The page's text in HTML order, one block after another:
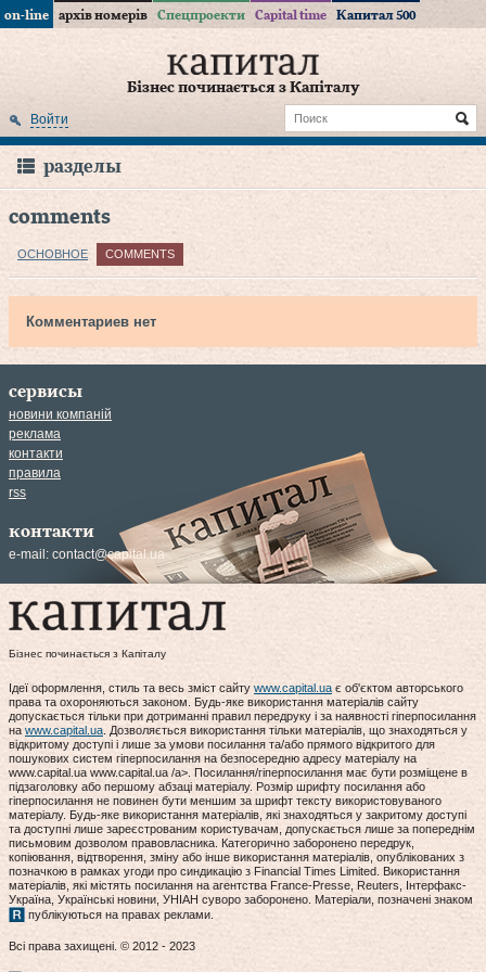
on-line архів номерів Спецпроекти Capital time Капитал 500
Бізнес починається з Капіталу
Войти
разделы
comments
ОСНОВНОЕ COMMENTS
Комментариев нет
сервисы
новини компаній
реклама
контакти
правила
rss
контакти
e-mail: contact@capital.ua
Бізнес починається з Капіталу
Ідеї оформлення, стиль та весь зміст сайту www.capital.ua є об'єктом авторського
права та охороняються законом. Будь-яке використання матеріалів сайту
допускається тільки при дотриманні правил передруку і за наявності гіперпосилання
на www.capital.ua . Дозволяється використання тільки матеріалів, що знаходяться у
відкритому доступі і лише за умови посилання та/або прямого відкритого для
пошукових систем гіперпосилання на безпосередню адресу матеріалу на
www.capital.ua www.capital.ua /a>. Посилання/гіперпосилання має бути розміщене в
підзаголовку або першому абзаці матеріалу. Розмір шрифту посилання або
гіперпосилання не повинен бути меншим за шрифт тексту використовуваного
матеріалу. Будь-яке використання матеріалів, які знаходяться у закритому доступі
та доступні лише зареєстрованим користувачам, допускається лише за попереднім
письмовим дозволом правовласника. Категорично заборонено передрук,
копіювання, відтворення, зміну або інше використання матеріалів, опублікованих з
позначкою в рамках угоди про синдикацію з Financial Times Limited. Використання
матеріалів, які містять посилання на агентства France-Presse, Reuters, Інтерфакс-
Україна, Українські новини, УНІАН суворо заборонено. Матеріали, позначені знаком
публікуються на правах реклами.
Всі права захищені. © 2012 - 2023